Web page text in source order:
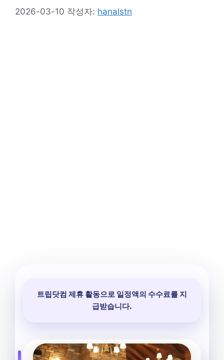
2026-03-10 작성자: hanalstn
트립닷컴 제휴 활동으로 일정액의 수수료를 지
급받습니다.